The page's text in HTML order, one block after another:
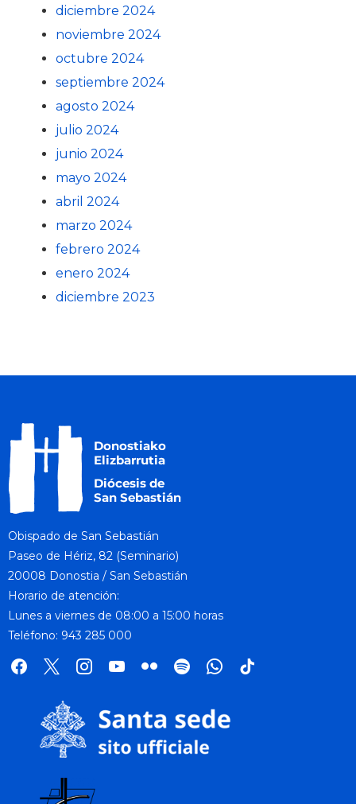
diciembre 2024
noviembre 2024
octubre 2024
septiembre 2024
agosto 2024
julio 2024
junio 2024
mayo 2024
abril 2024
marzo 2024
febrero 2024
enero 2024
diciembre 2023
Obispado de San Sebastián
Paseo de Hériz, 82 (Seminario)
20008 Donostia / San Sebastián
Horario de atención:
Lunes a viernes de 08:00 a 15:00 horas
Teléfono: 943 285 000
facebook
x instagramyoutube
flickr spotifywhatsapp
tik